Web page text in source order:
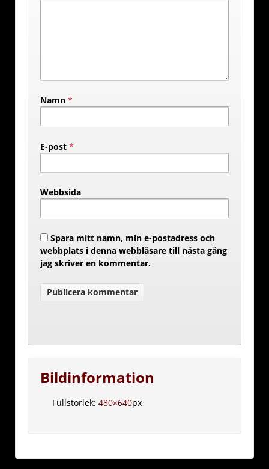
Namn *
E-post *
Webbsida
Spara mitt namn, min e-postadress och
webbplats i denna webbläsare till nästa gång
jag skriver en kommentar.
Bildinformation
Fullstorlek: 480×640px